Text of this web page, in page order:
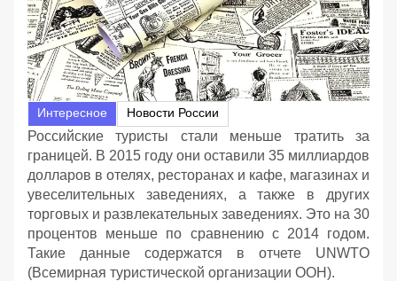
Интересное Новости России
Российские туристы стали меньше тратить за
границей. В 2015 году они оставили 35 миллиардов
долларов в отелях, ресторанах и кафе, магазинах и
увеселительных заведениях, а также в других
торговых и развлекательных заведениях. Это на 30
процентов меньше по сравнению с 2014 годом.
Такие данные содержатся в отчете UNWTO
(Всемирная туристической организации ООН).